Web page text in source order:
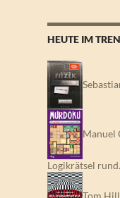
HEUTE IM
Manuel
Logikrätsel
Tom